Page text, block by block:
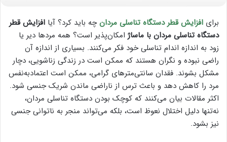
برای افزایش قطر دستگاه تناسلی مردانچه باید کرد؟ آیا افزایش قطر
دستگاه تناسلی مردان با ماساژ امکان‌پذیر است؟ همه مردها دیر یا
زود به اندازه اندام تناسلی خود فکر می‌کنند. بسیاری از اندازه آن
راضی نبوده و نگران هستند که ممکن است در زندگی زناشویی، دچار
مشکل بشوند. فقدان سانتی‌مترهای گرامی، ممکن است اعتمادبه‌نفس
مرد را کاهش دهد و باعث ترس از ناراضی ماندن شریک جنسی ‌شود.
اکثر مقالات بیان می‌کنند که کوچک بودن دستگاه تناسلی مردان،
نه‌تنها دلیل اختلال نعوظ است، بلکه می‌تواند منجر به ناتوانی جنسی
نیز بشود.